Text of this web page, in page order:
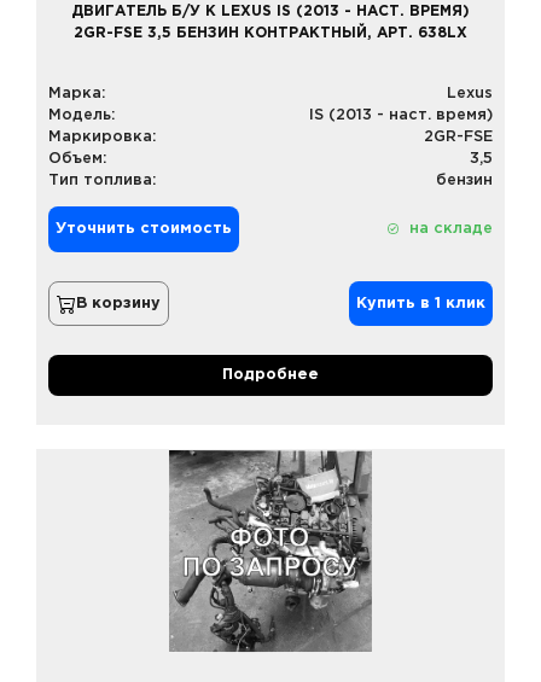
ДВИГАТЕЛЬ Б/У К LEXUS IS (2013 - НАСТ. ВРЕМЯ)
2GR-FSE 3,5 БЕНЗИН КОНТРАКТНЫЙ, АРТ. 638LX
Марка:
Lexus
Модель:
IS (2013 - наст. время)
Маркировка:
2GR-FSE
Объем:
3,5
Тип топлива:
бензин
Уточнить стоимость на складе
В корзину Купить в 1 клик
Подробнее